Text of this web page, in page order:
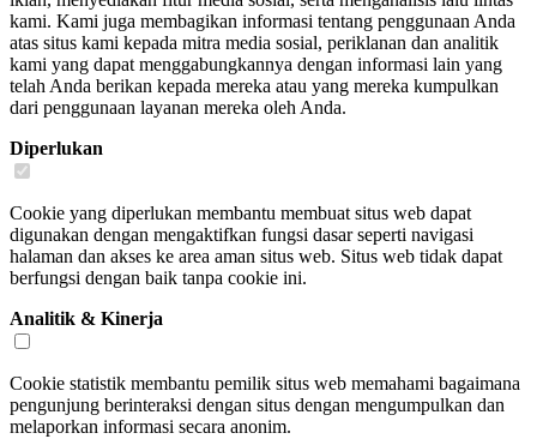
kami. Kami juga membagikan informasi tentang penggunaan Anda
atas situs kami kepada mitra media sosial, periklanan dan analitik
kami yang dapat menggabungkannya dengan informasi lain yang
telah Anda berikan kepada mereka atau yang mereka kumpulkan
dari penggunaan layanan mereka oleh Anda.
Diperlukan
Cookie yang diperlukan membantu membuat situs web dapat
digunakan dengan mengaktifkan fungsi dasar seperti navigasi
halaman dan akses ke area aman situs web. Situs web tidak dapat
berfungsi dengan baik tanpa cookie ini.
Analitik & Kinerja
Cookie statistik membantu pemilik situs web memahami bagaimana
pengunjung berinteraksi dengan situs dengan mengumpulkan dan
melaporkan informasi secara anonim.